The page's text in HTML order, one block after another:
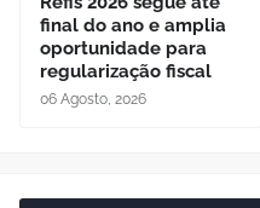
final do ano e amplia
oportunidade para
regularização fiscal
06 Agosto, 2026